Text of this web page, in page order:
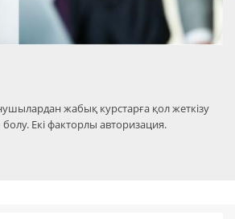
жабық курстарға қол жеткізу
Екі факторлы авторизация.